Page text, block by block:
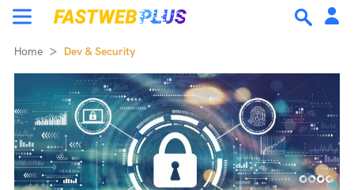
Home Dev & Security